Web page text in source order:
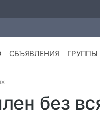
ОБЪЯВЛЕНИЯ ГРУППЫ
без